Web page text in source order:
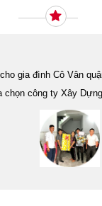
gia đình Cô Vân
công ty Xây